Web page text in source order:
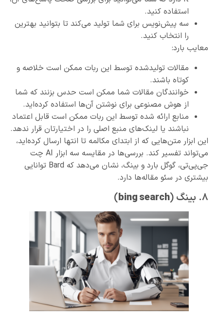
استفاده کنید.
سه پیش‌نویس برای شما تولید می‌کند تا بتوانید بهترین
را انتخاب کنید.
معایب بارد:
مقالات تولید‌شده توسط این ربات ممکن است خلاصه و
کوتاه باشند.
خوانندگان مقالات شما ممکن است حدس بزنند که شما
از هوش مصنوعی برای نوشتن آن‌ها استفاده کرده‌اید.
منابع ارائه شده توسط این ربات ممکن است قابل اعتماد
نباشند یا لینک‌های منبع اصلی را در اختیارتان قرار ندهد.
این ابزار متن‌هایی که از ابتدای مکالمه تا انتها ارسال کرده‌اید،
می‌تواند تفسیر کند. بررسی‌ها در مقایسه سه ابزار AI چت
جی‌پی‌تی، گوگل بارد و بینگ، نشان می‌دهد که Bard توانایی
بیشتری در سئو مقاله‌ها دارد.
٨. بینگ ( bing search
)